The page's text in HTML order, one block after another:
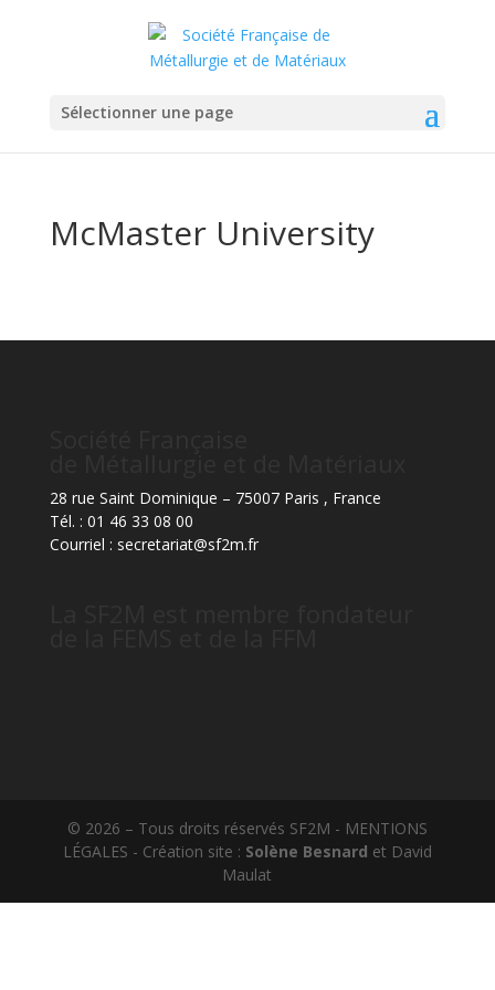
Sélectionner une page
McMaster University
28 rue Saint Dominique – 75007 Paris , France
Tél. : 01 46 33 08 00
Courriel : secretariat@sf2m.fr
© 2026 – Tous droits réservés SF2M - MENTIONS
LÉGALES - Création site : Solène Besnard et David
Maulat